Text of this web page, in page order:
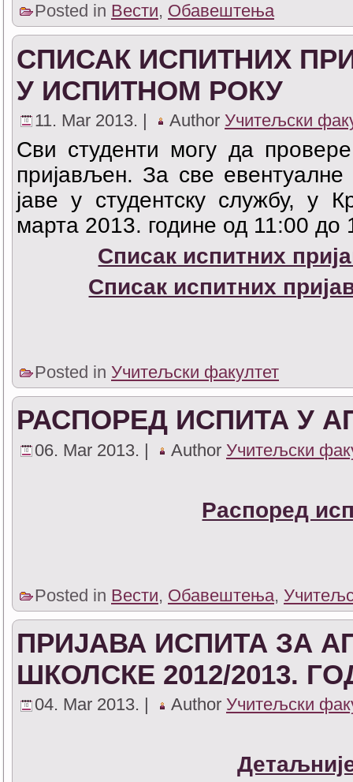
Posted in Вести, Обавештења
СПИСАК ИСПИТНИХ
У ИСПИТНОМ РОКУ
11. Mar 2013. | Author Учитељски
Сви студенти могу да
пријављен. За све
јаве у студентску службу, у
марта 2013. године од 11:00 до
Списак испитних
Списак испитних
Posted in Учитељски факултет
РАСПОРЕД ИСПИТА У
06. Mar 2013. | Author Учитељски
Распоред
Posted in Вести, Обавештења,
ПРИЈАВА ИСПИТА ЗА
ШКОЛСКЕ 2012/2013.
04. Mar 2013. | Author Учитељски